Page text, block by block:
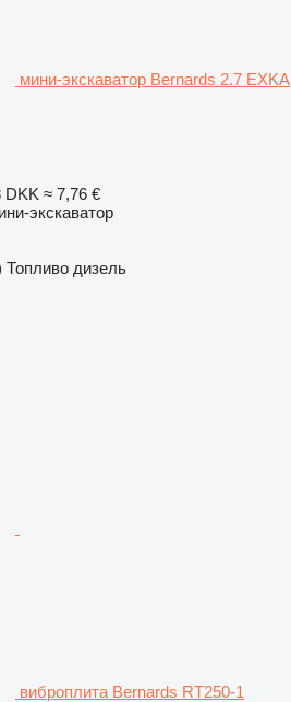
мини-экскаватор Bernards 2.7 EXKA
DKK ≈ 7,76 €
экскаватор
Топливо дизель
виброплита Bernards RT250-1